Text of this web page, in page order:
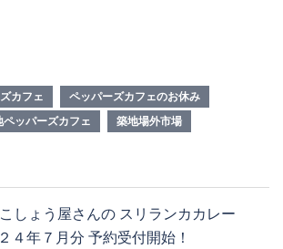
カフェ
ペッパーズカフェのお休み
ペッパーズカフェ 築地場外市場
しょう屋さんの スリランカカレー
４年７月分 予約受付開始！